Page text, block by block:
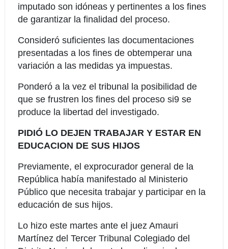
imputado son idóneas y pertinentes a los fines
de garantizar la finalidad del proceso.
Consideró suficientes las documentaciones
presentadas a los fines de obtemperar una
variación a las medidas ya impuestas.
Ponderó a la vez el tribunal la posibilidad de
que se frustren los fines del proceso si9 se
produce la libertad del investigado.
PIDIÓ LO DEJEN TRABAJAR Y ESTAR EN
EDUCACION DE SUS HIJOS
Previamente, el exprocurador general de la
República había manifestado al Ministerio
Público que necesita trabajar y participar en la
educación de sus hijos.
Lo hizo este martes ante el juez Amauri
Martínez del Tercer Tribunal Colegiado del